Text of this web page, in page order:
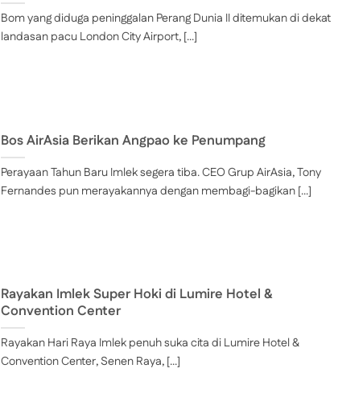
Bom yang diduga peninggalan Perang Dunia II ditemukan di dekat
landasan pacu London City Airport, [...]
Bos AirAsia Berikan Angpao ke Penumpang
Perayaan Tahun Baru Imlek segera tiba. CEO Grup AirAsia, Tony
Fernandes pun merayakannya dengan membagi-bagikan [...]
Rayakan Imlek Super Hoki di Lumire Hotel &
Convention Center
Rayakan Hari Raya Imlek penuh suka cita di Lumire Hotel &
Convention Center, Senen Raya, [...]